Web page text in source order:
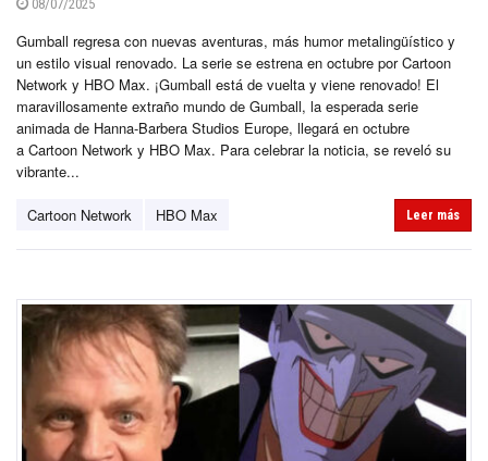
08/07/2025
Gumball regresa con nuevas aventuras, más humor metalingüístico y
un estilo visual renovado. La serie se estrena en octubre por Cartoon
Network y HBO Max. ¡Gumball está de vuelta y viene renovado! El
maravillosamente extraño mundo de Gumball, la esperada serie
animada de Hanna-Barbera Studios Europe, llegará en octubre
a Cartoon Network y HBO Max. Para celebrar la noticia, se reveló su
vibrante...
Cartoon Network HBO Max Leer más